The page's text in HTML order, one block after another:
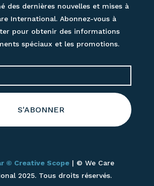
des dernières nouvelles et mises à
International. Abonnez-vous à
pour obtenir des informations
spéciaux et les promotions.
S'ABONNER
© Creative Scope | © We Care
2025. Tous droits réservés.